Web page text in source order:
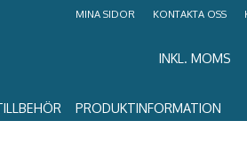
MINA SIDOR KONTAKTA OSS
INKL. MOMS
PRODUKTINFORMATION